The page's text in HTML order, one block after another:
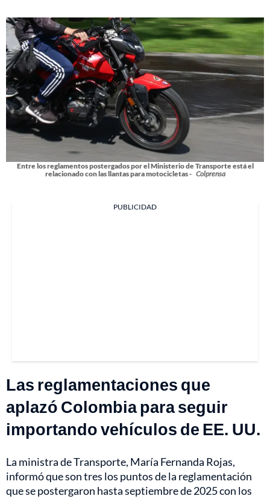
Entre los reglamentos postergados por el Ministerio de Transporte está el
relacionado con las llantas para motocicletas - Colprensa
PUBLICIDAD
Las reglamentaciones que
aplazó Colombia para seguir
importando vehículos de EE. UU.
La ministra de Transporte, María Fernanda Rojas,
informó que son tres los puntos de la reglamentación
que se postergaron hasta septiembre de 2025 con los